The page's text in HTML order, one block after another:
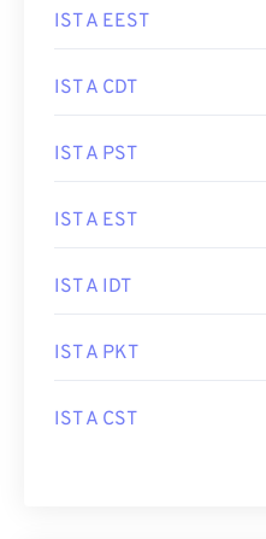
IST A EEST
IST A CDT
IST A PST
IST A EST
IST A IDT
IST A PKT
IST A CST